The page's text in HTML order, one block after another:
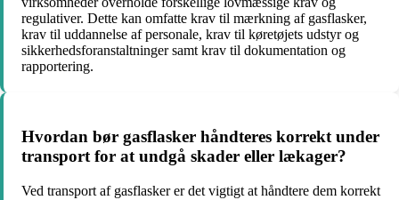
regulativer. Dette kan omfatte krav til mærkning af gasflasker,
krav til uddannelse af personale, krav til køretøjets udstyr og
sikkerhedsforanstaltninger samt krav til dokumentation og
rapportering.
Hvordan bør gasflasker håndteres korrekt under
transport for at undgå skader eller lækager?
Ved transport af gasflasker er det vigtigt at håndtere dem korrekt